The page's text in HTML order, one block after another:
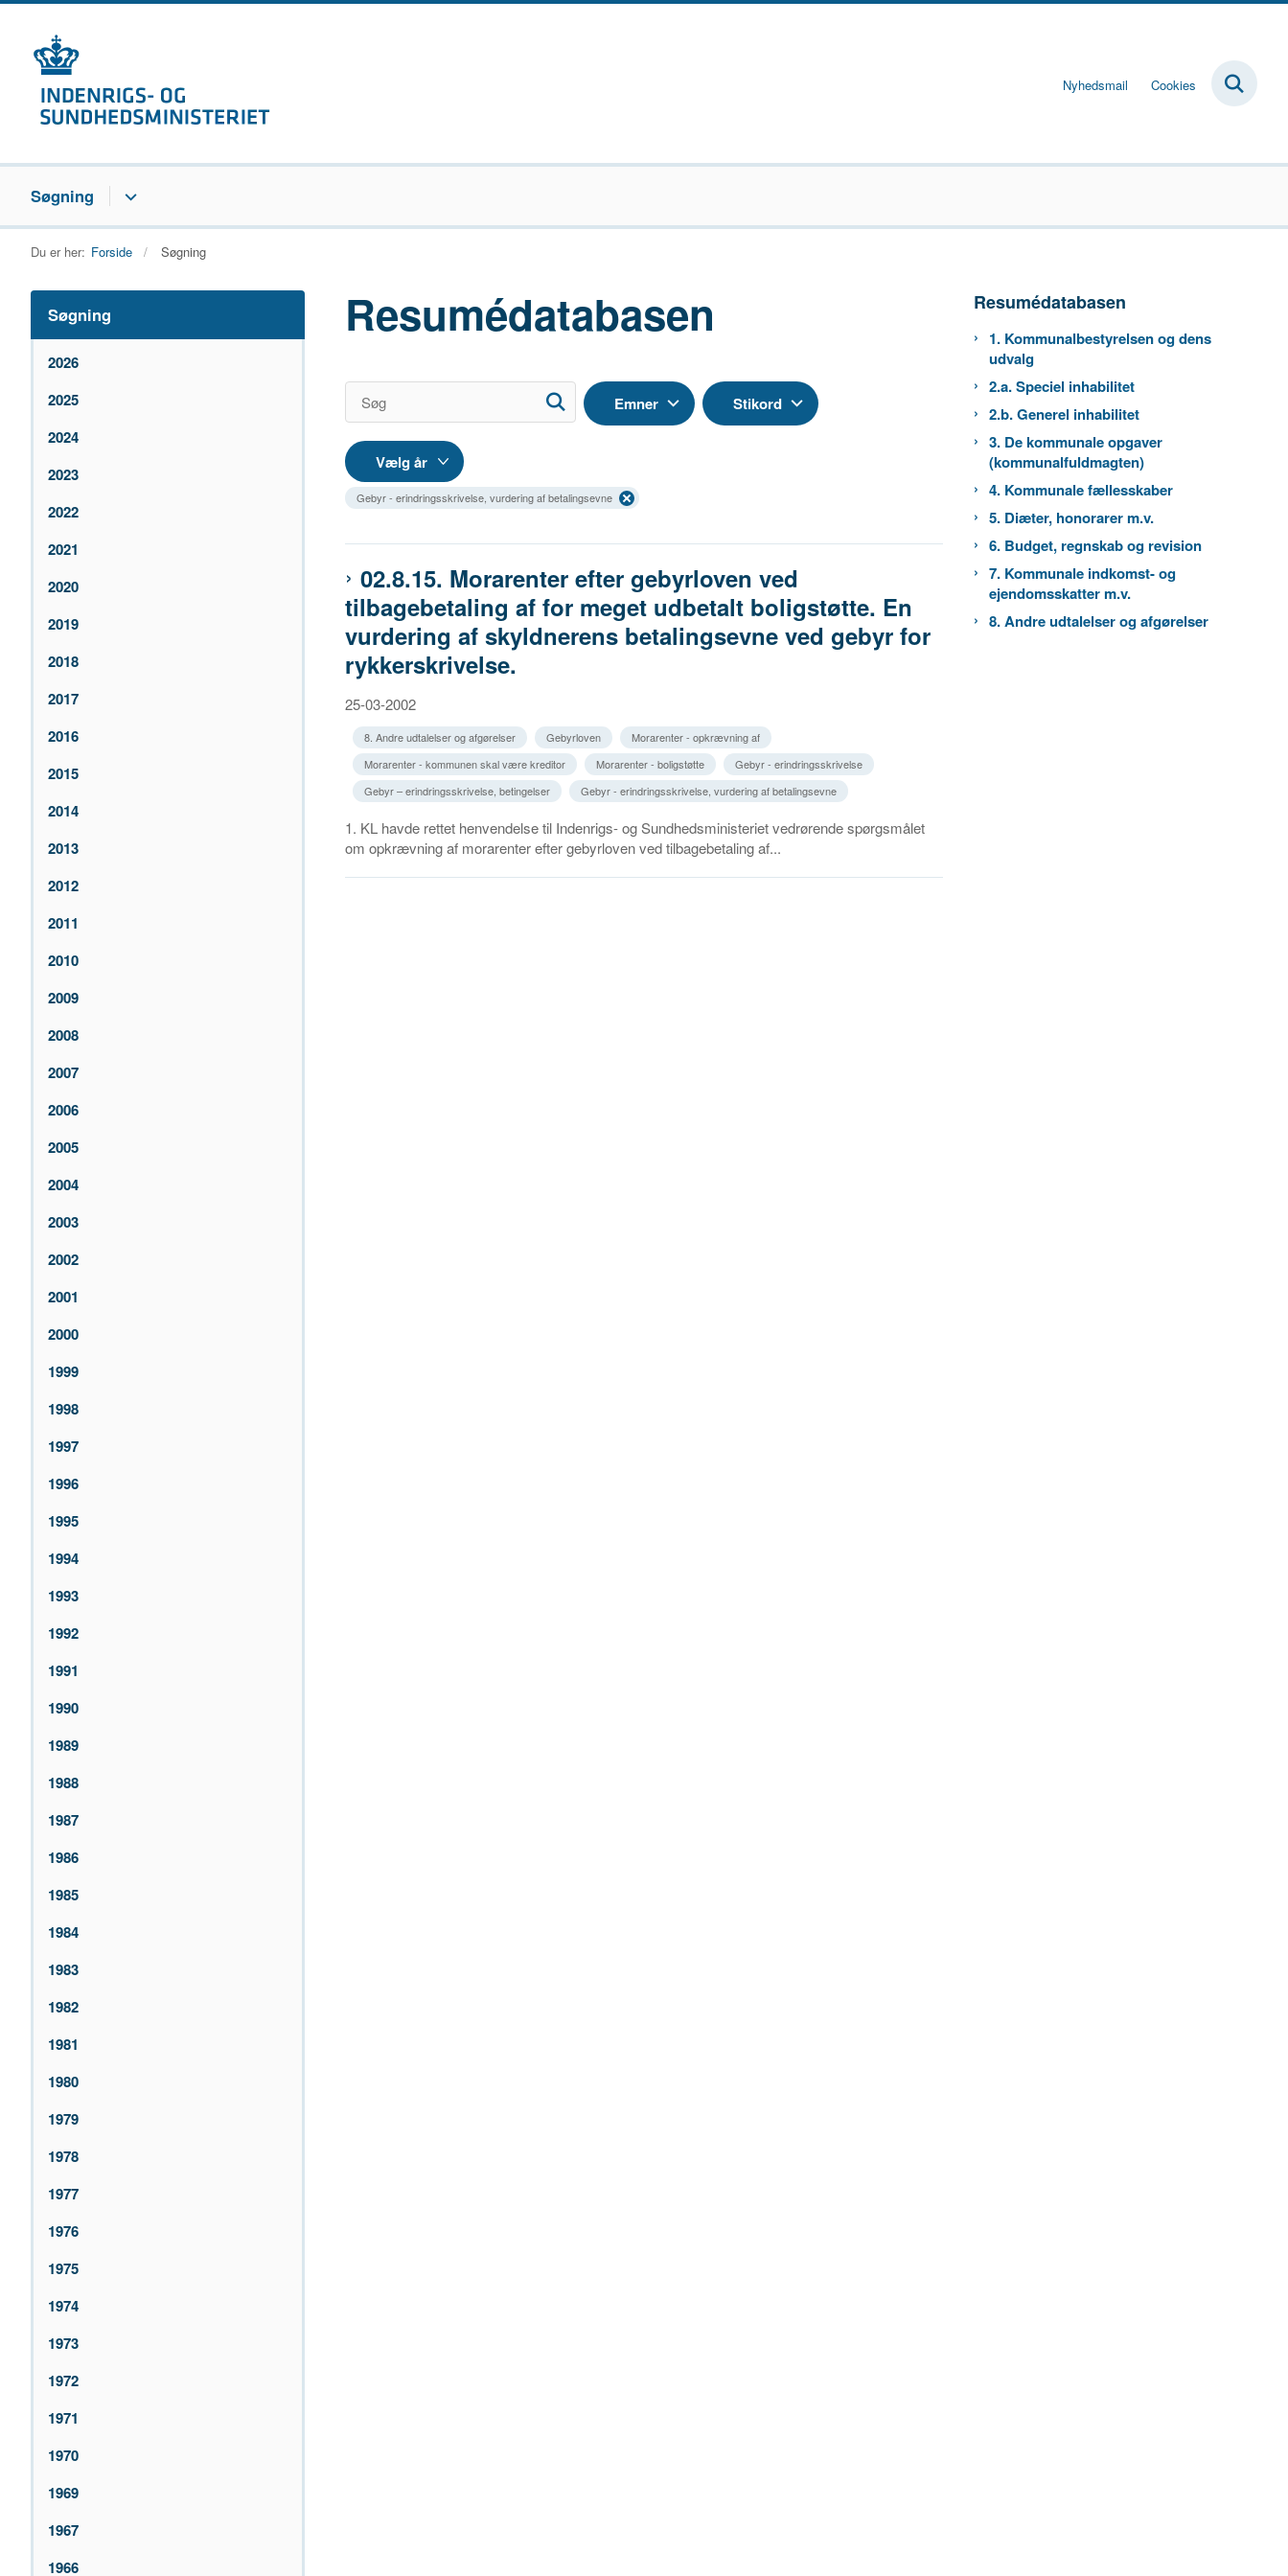
Nyhedsmail Cookies
Søgning
Du er her: Forside Søgning
Søgning
2026
2025
2024
2023
2022
2021
2020
2019
2018
2017
2016
2015
2014
2013
2012
2011
2010
2009
2008
2007
2006
2005
2004
2003
2002
2001
2000
1999
1998
1997
1996
1995
1994
1993
1992
1991
1990
1989
1988
1987
1986
1985
1984
1983
1982
1981
1980
1979
1978
1977
1976
1975
1974
1973
1972
1971
1970
1969
1967
1966
Resumédatabasen
Emner Stikord
Gebyr - erindringsskrivelse, vurdering af betalingsevne
02.8.15. Morarenter efter gebyrloven ved
tilbagebetaling af for meget udbetalt boligstøtte. En
vurdering af skyldnerens betalingsevne ved gebyr for
rykkerskrivelse.
25-03-2002
8. Andre udtalelser og afgørelser Gebyrloven
Morarenter - opkrævning af
Morarenter - kommunen skal være kreditor
Morarenter - boligstøtte
Gebyr - erindringsskrivelse
Gebyr – erindringsskrivelse, betingelser
Gebyr - erindringsskrivelse, vurdering af betalingsevne
1. KL havde rettet henvendelse til Indenrigs- og Sundhedsministeriet vedrørende spørgsmålet
om opkrævning af morarenter efter gebyrloven ved tilbagebetaling af...
Resumédatabasen
1. Kommunalbestyrelsen og dens
udvalg
2.a. Speciel inhabilitet
2.b. Generel inhabilitet
3. De kommunale opgaver
(kommunalfuldmagten)
4. Kommunale fællesskaber
5. Diæter, honorarer m.v.
6. Budget, regnskab og revision
7. Kommunale indkomst- og
ejendomsskatter m.v.
8. Andre udtalelser og afgørelser